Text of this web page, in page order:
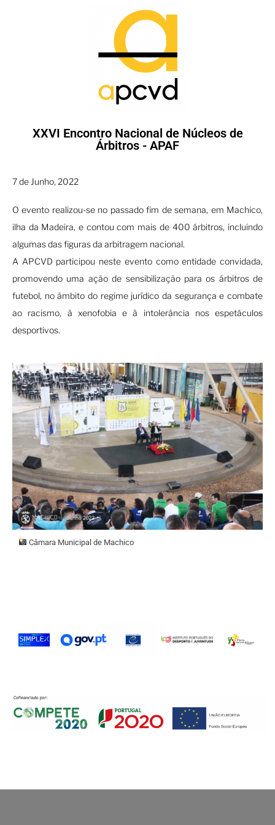
XXVI Encontro Nacional de Núcleos de
Árbitros - APAF
7 de Junho, 2022
O evento realizou-se no passado fim de semana, em Machico,
ilha da Madeira, e contou com mais de 400 árbitros, incluindo
algumas das figuras da arbitragem nacional.
A APCVD participou neste evento como entidade convidada,
promovendo uma ação de sensibilização para os árbitros de
futebol, no âmbito do regime jurídico da segurança e combate
ao racismo, à xenofobia e à intolerância nos espetáculos
desportivos.
Câmara Municipal de Machico